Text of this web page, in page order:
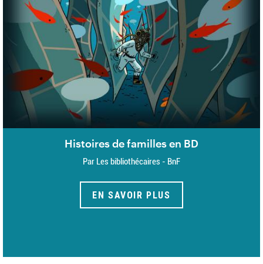
Histoires de familles en BD
Par Les bibliothécaires - BnF
EN SAVOIR PLUS